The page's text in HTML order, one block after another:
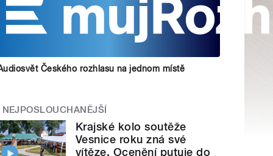
Českého rozhlasu na jednom místě
NEJPOSLOUCHANĚJŠÍ
Krajské kolo soutěže
Vesnice roku zná své
vítěze. Ocenění putuje do